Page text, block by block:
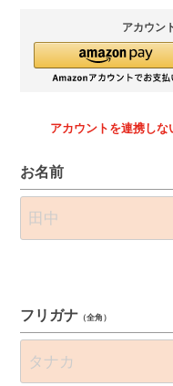
アカウン
アカウントを連携しな
お名前
フリガナ （全角）